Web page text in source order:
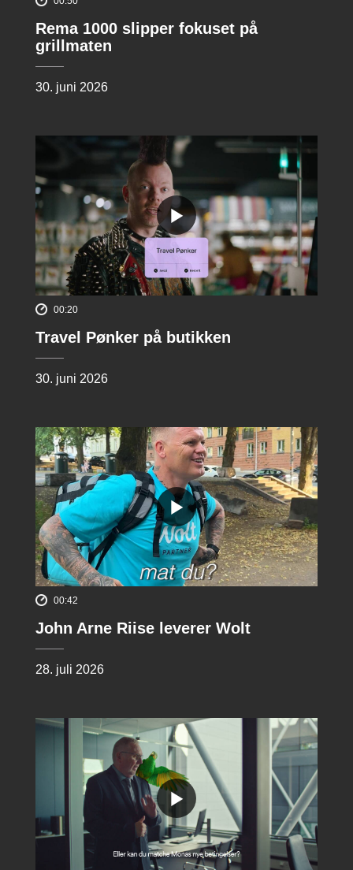
Rema 1000 slipper fokuset på
grillmaten
30. juni 2026
00:20
Travel Pønker på butikken
30. juni 2026
00:42
John Arne Riise leverer Wolt
28. juli 2026